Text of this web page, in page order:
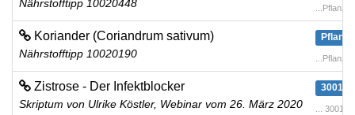
Nährstofftipp 10020448
Koriander (Coriandrum sativum)
Nährstofftipp 10020190
Zistrose - Der Infektblocker
Skriptum von Ulrike Köstler, Webinar vom 26. März 2020 ...